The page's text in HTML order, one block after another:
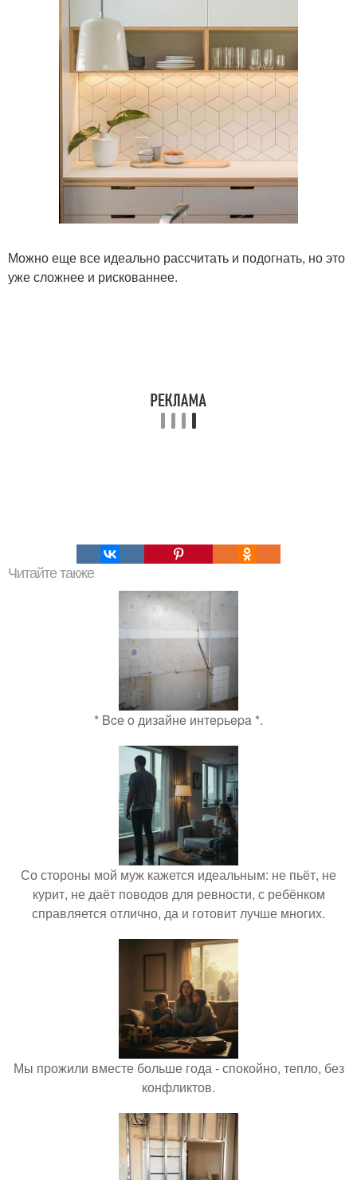
Можно еще все идеально рассчитать и подогнать, но это
уже сложнее и рискованнее.
Читайте также
* Bce o дизaйнe интepьepa *.
Со стороны мой муж кажется идеальным: не пьёт, не
курит, не даёт поводов для ревности, с ребёнком
справляется отлично, да и готовит лучше многих.
Мы прожили вместе больше года - спокойно, тепло, без
конфликтов.